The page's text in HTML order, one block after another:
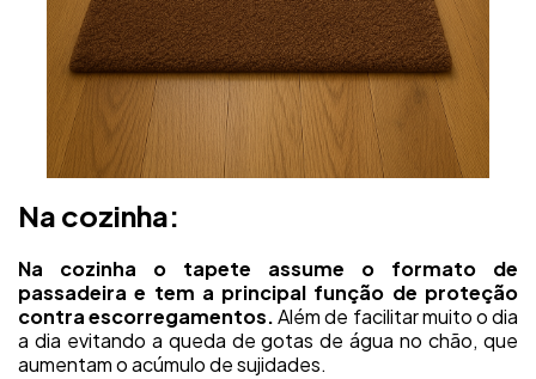
Na cozinha:
Na cozinha o tapete assume o formato de
passadeira e tem a principal função de proteção
contra escorregamentos.Além de facilitar muito o dia
a dia evitando a queda de gotas de água no chão, que
aumentam o acúmulo de sujidades.